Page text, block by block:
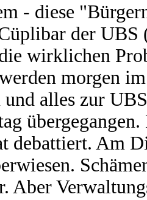
- diese
der UBS
wirklichen
morgen
und alles zur
debattiert. Am
Aber